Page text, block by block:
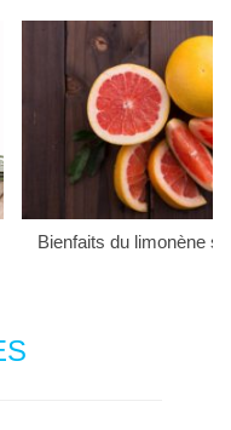
Bienfaits du limonène